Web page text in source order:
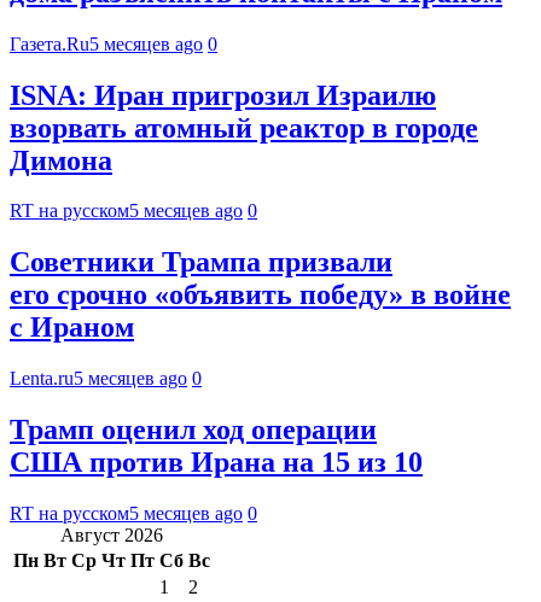
Газета.Ru5 месяцев ago 0
ISNA: Иран пригрозил Израилю
взорвать атомный реактор в городе
Димона
RT на русском5 месяцев ago 0
Советники Трампа призвали
его срочно «объявить победу» в войне
с Ираном
Lenta.ru5 месяцев ago 0
Трамп оценил ход операции
США против Ирана на 15 из 10
RT на русском5 месяцев ago 0
Август 2026
Пн Вт Ср Чт Пт Сб Вс
1
2